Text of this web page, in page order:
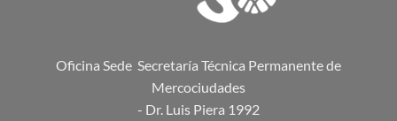
Oficina Sede Secretaría Técnica Permanente de
Mercociudades
- Dr. Luis Piera 1992